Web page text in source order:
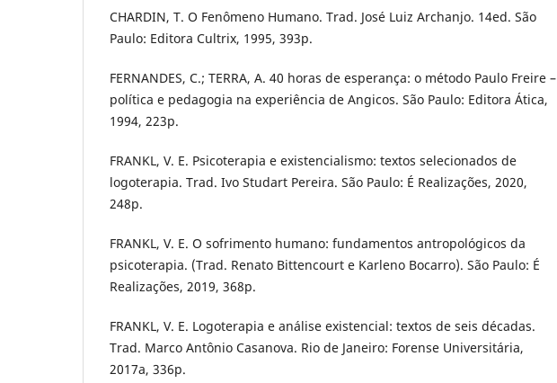
CHARDIN, T. O Fenômeno Humano. Trad. José Luiz Archanjo. 14ed. São
Paulo: Editora Cultrix, 1995, 393p.
FERNANDES, C.; TERRA, A. 40 horas de esperança: o método Paulo Freire –
política e pedagogia na experiência de Angicos. São Paulo: Editora Ática,
1994, 223p.
FRANKL, V. E. Psicoterapia e existencialismo: textos selecionados de
logoterapia. Trad. Ivo Studart Pereira. São Paulo: É Realizações, 2020,
248p.
FRANKL, V. E. O sofrimento humano: fundamentos antropológicos da
psicoterapia. (Trad. Renato Bittencourt e Karleno Bocarro). São Paulo: É
Realizações, 2019, 368p.
FRANKL, V. E. Logoterapia e análise existencial: textos de seis décadas.
Trad. Marco Antônio Casanova. Rio de Janeiro: Forense Universitária,
2017a, 336p.